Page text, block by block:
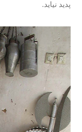
پدید نیاید.